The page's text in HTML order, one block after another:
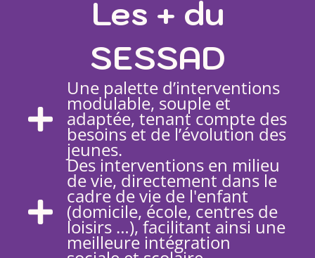
Les + du
SESSAD
Une palette d’interventions
modulable, souple et
adaptée, tenant compte des
besoins et de l’évolution des
jeunes.
Des interventions en milieu
de vie, directement dans le
cadre de vie de l'enfant
(domicile, école, centres de
loisirs …), facilitant ainsi une
meilleure intégration